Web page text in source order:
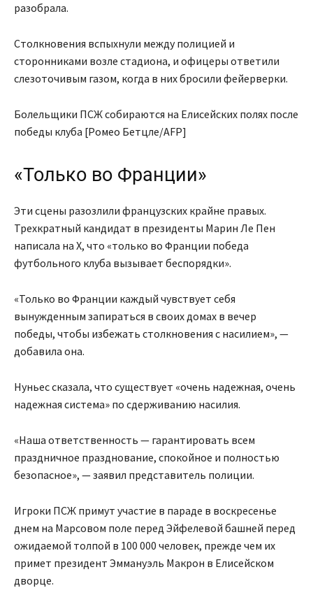
разобрала.
Столкновения вспыхнули между полицией и
сторонниками возле стадиона, и офицеры ответили
слезоточивым газом, когда в них бросили фейерверки.
Болельщики ПСЖ собираются на Елисейских полях после
победы клуба [Ромео Бетцле/AFP]
«Только во Франции»
Эти сцены разозлили французских крайне правых.
Трехкратный кандидат в президенты Марин Ле Пен
написала на X, что «только во Франции победа
футбольного клуба вызывает беспорядки».
«Только во Франции каждый чувствует себя
вынужденным запираться в своих домах в вечер
победы, чтобы избежать столкновения с насилием», —
добавила она.
Нуньес сказала, что существует «очень надежная, очень
надежная система» по сдерживанию насилия.
«Наша ответственность — гарантировать всем
праздничное празднование, спокойное и полностью
безопасное», — заявил представитель полиции.
Игроки ПСЖ примут участие в параде в воскресенье
днем на Марсовом поле перед Эйфелевой башней перед
ожидаемой толпой в 100 000 человек, прежде чем их
примет президент Эммануэль Макрон в Елисейском
дворце.